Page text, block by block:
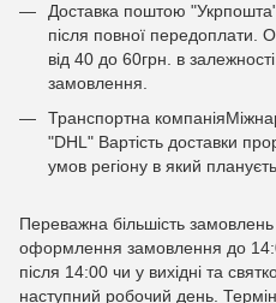
Доставка поштою
після повної передоплати.
від 40 до 60грн. в залежності
замовлення.
Транспортна
"DHL" Вартість доставки
умов регіону в який
Переважна більшість
оформлення замовлення до
після 14:00 чи у вихідні та
наступний робочий день.